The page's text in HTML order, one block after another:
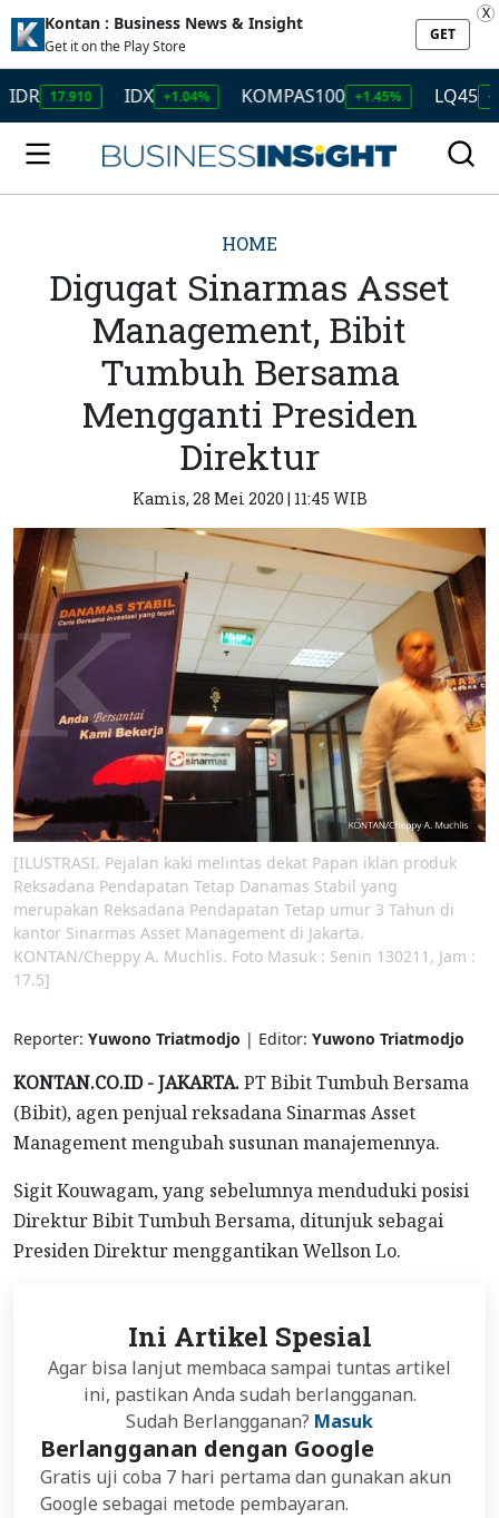
Kontan : Business News & Insight
Get it on the Play Store
GET
X
17.910 IDX +1.04% KOMPAS100 +1.45% LQ45 +1.50%
HOME
Digugat Sinarmas Asset
Management, Bibit
Tumbuh Bersama
Mengganti Presiden
Direktur
Kamis, 28 Mei 2020 | 11:45 WIB
[ILUSTRASI. Pejalan kaki melintas dekat Papan iklan produk
Reksadana Pendapatan Tetap Danamas Stabil yang
merupakan Reksadana Pendapatan Tetap umur 3 Tahun di
kantor Sinarmas Asset Management di Jakarta.
KONTAN/Cheppy A. Muchlis. Foto Masuk : Senin 130211, Jam :
17.5]
Reporter: Yuwono Triatmodjo | Editor: Yuwono Triatmodjo
KONTAN.CO.ID - JAKARTA.PT Bibit Tumbuh Bersama
(Bibit), agen penjual reksadana Sinarmas Asset
Management mengubah susunan manajemennya.
Sigit Kouwagam, yang sebelumnya menduduki posisi
Direktur Bibit Tumbuh Bersama, ditunjuk sebagai
Presiden Direktur menggantikan Wellson Lo.
Ini Artikel Spesial
Agar bisa lanjut membaca sampai tuntas artikel
ini, pastikan Anda sudah berlangganan.
Sudah Berlangganan? Masuk
Berlangganan dengan Google
Gratis uji coba 7 hari pertama dan gunakan akun
Google sebagai metode pembayaran.